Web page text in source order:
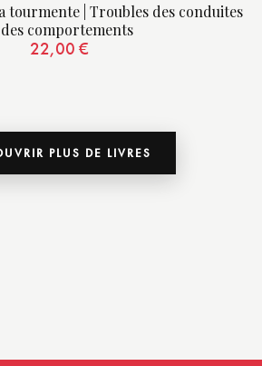
tourmente | Troubles des conduites
comportements
22,00 €
PLUS DE LIVRES